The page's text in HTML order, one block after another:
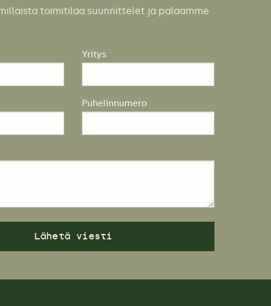
toimitilaa suunnittelet ja palaamme
Yritys
Puhelinnumero